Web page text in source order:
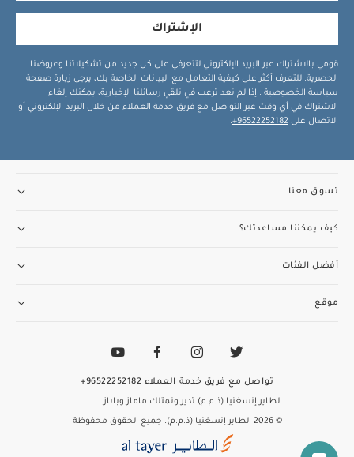
الإشتراك
قومي بالاشتراك عبر البريد الإلكتروني لتتعرفي على كل جديد من تشكيلاتنا وعروضنا
الحصرية. للتعرف أكثر على كيفية التعامل مع البيانات الخاصة بك، يرجى زيارة صفحة
سياسة الخصوصية . إذا لم تعد ترغب في تلقي رسائلنا الإخبارية، يمكنك إلغاء
الاشتراك في أي وقت عبر التواصل مع فريق خدمة العملاء من خلال البريد الإلكتروني أو
الاتصال على 96522252182+
.
تسوق معنا
كيف يمكننا مساعدتك؟
أفضل الفئات
موقع
الطاير إنسغنيا (ذ.م.م) تدير وتمتلك ماماز وباباز
© 2026 الطاير إنسغنيا (ذ.م.م). جميع الحقوق محفوظة
تواصل مع فريق خدمة العملاء 96522252182+